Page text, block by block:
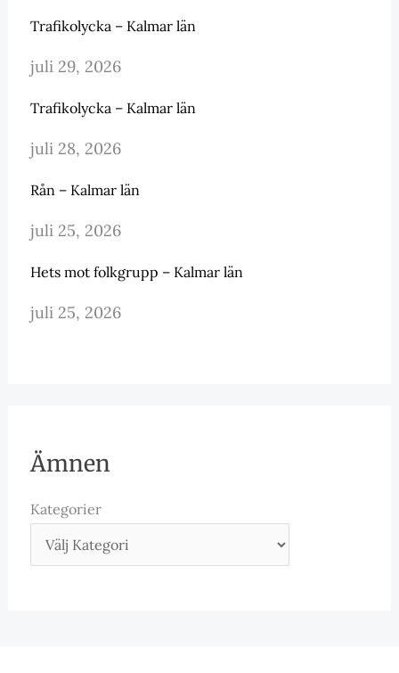
Trafikolycka – Kalmar län
juli 29, 2026
Trafikolycka – Kalmar län
juli 28, 2026
Rån – Kalmar län
juli 25, 2026
Hets mot folkgrupp – Kalmar län
juli 25, 2026
Ämnen
Kategorier